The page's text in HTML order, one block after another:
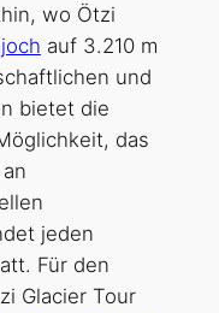
wo Ötzi
auf 3.210 m
und
bietet die
das
jeden
Für den
Glacier Tour